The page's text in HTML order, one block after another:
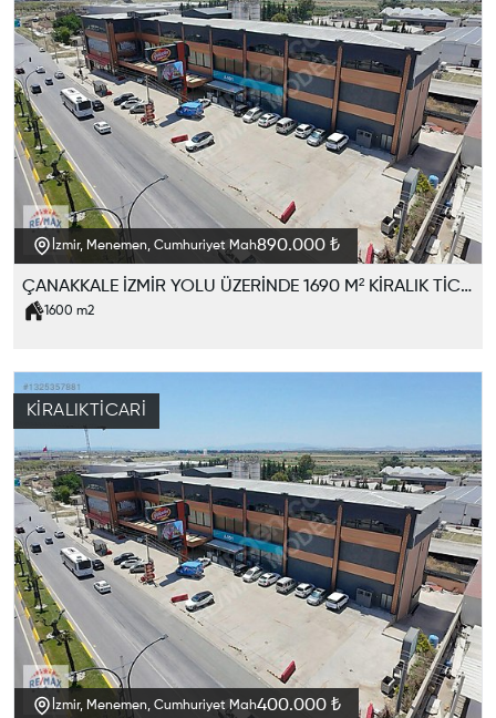
İzmir, Menemen, Cumhuriyet Mah890.000 ₺
ÇANAKKALE İZMİR YOLU ÜZERİNDE 1690 M² KİRALIK TİCARİ KOMLEKS
1600 m2
İzmir, Menemen, Cumhuriyet Mah400.000 ₺
KIRALIK TICARI